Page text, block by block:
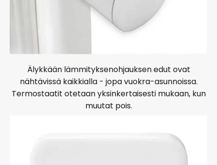
Älykkään lämmityksenohjauksen edut ovat
nähtävissä kaikkialla - jopa vuokra-asunnoissa.
Termostaatit otetaan yksinkertaisesti mukaan, kun
muutat pois.